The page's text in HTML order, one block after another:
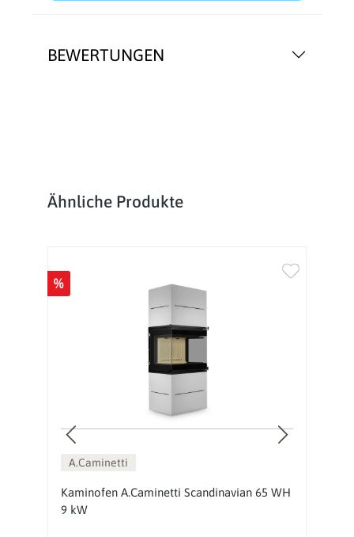
BEWERTUNGEN
Produktgalerie überspringen
Ähnliche Produkte
%
A.Caminetti
Kaminofen A.Caminetti Scandinavian 65 WH
9 kW